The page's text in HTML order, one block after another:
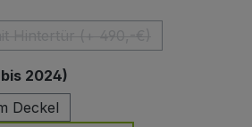
2024)
Deckel